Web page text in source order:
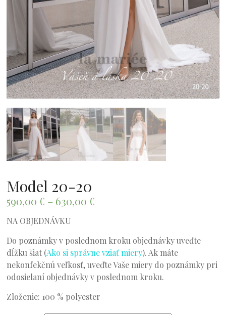
Model 20-20
590,00€ – 630,00€
NA OBJEDNÁVKU
Do poznámky v poslednom kroku objednávky uveďte
dĺžku šiat (Ako si správne vziať miery). Ak máte
nekonfekčnú veľkosť, uveďte Vaše miery do poznámky pri
odosielaní objednávky v poslednom kroku.
Zloženie: 100 % polyester